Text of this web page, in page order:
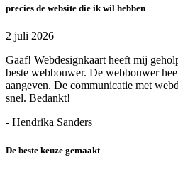
precies de website die ik wil hebben
2 juli 2026
Gaaf! Webdesignkaart heeft mij
beste webbouwer. De webbouwer
aangeven. De communicatie met
snel. Bedankt!
- Hendrika Sanders
De beste keuze gemaakt